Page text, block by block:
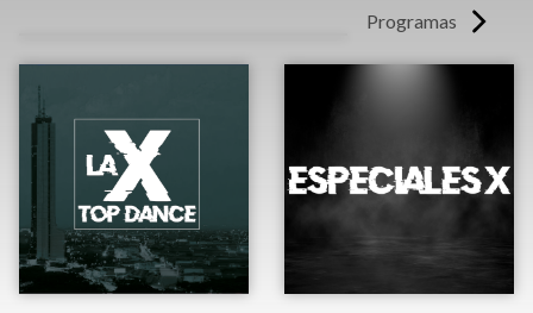
Programas